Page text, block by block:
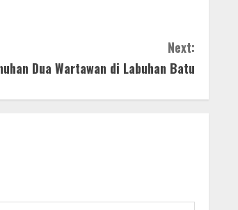
Next:
Dua Wartawan di Labuhan Batu